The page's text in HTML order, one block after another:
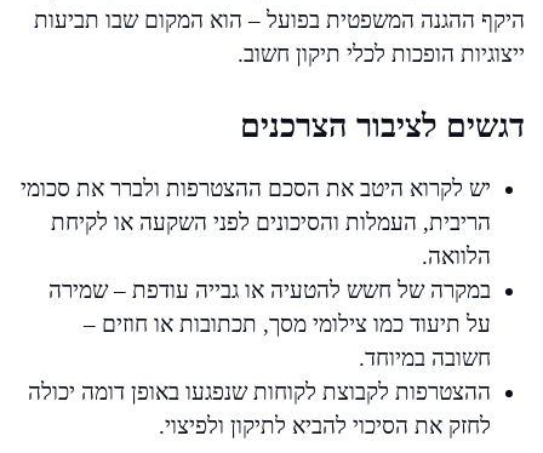
היקף ההגנה המשפטית בפועל – הוא המקום שבו תביעות
ייצוגיות הופכות לכלי תיקון חשוב.
דגשים לציבור הצרכנים
יש לקרוא היטב את הסכם ההצטרפות ולברר את סכומי
הריבית, העמלות והסיכונים לפני השקעה או לקיחת
הלוואה.
במקרה של חשש להטעיה או גבייה עודפת – שמירה
על תיעוד כמו צילומי מסך, תכתובות או חוזים –
חשובה במיוחד.
ההצטרפות לקבוצת לקוחות שנפגעו באופן דומה יכולה
לחזק את הסיכוי להביא לתיקון ולפיצוי.